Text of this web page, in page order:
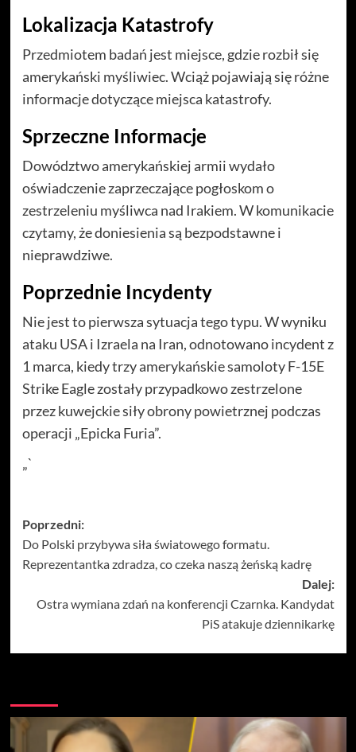
Lokalizacja Katastrofy
Przedmiotem badań jest miejsce, gdzie rozbił się
amerykański myśliwiec. Wciąż pojawiają się różne
informacje dotyczące miejsca katastrofy.
Sprzeczne Informacje
Dowództwo amerykańskiej armii wydało
oświadczenie zaprzeczające pogłoskom o
zestrzeleniu myśliwca nad Irakiem. W komunikacie
czytamy, że doniesienia są bezpodstawne i
nieprawdziwe.
Poprzednie Incydenty
Nie jest to pierwsza sytuacja tego typu. W wyniku
ataku USA i Izraela na Iran, odnotowano incydent z
1 marca, kiedy trzy amerykańskie samoloty F-15E
Strike Eagle zostały przypadkowo zestrzelone
przez kuwejckie siły obrony powietrznej podczas
operacji „Epicka Furia”.
„`
Zobacz
wpisy
Poprzedni:
Do Polski przybywa siła światowego formatu.
Reprezentantka zdradza, co czeka naszą żeńską kadrę
Dalej:
Ostra wymiana zdań na konferencji Czarnka. Kandydat
PiS atakuje dziennikarkę